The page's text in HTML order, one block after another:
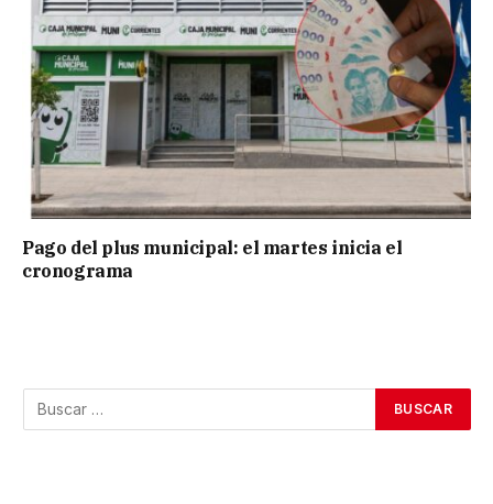
Pago del plus municipal: el martes inicia el
cronograma